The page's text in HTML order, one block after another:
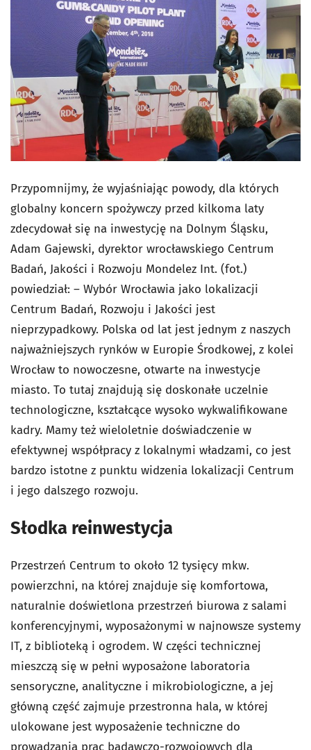
Przypomnijmy, że wyjaśniając powody, dla których
globalny koncern spożywczy przed kilkoma laty
zdecydował się na inwestycję na Dolnym Śląsku,
Adam Gajewski, dyrektor wrocławskiego Centrum
Badań, Jakości i Rozwoju Mondelez Int. (fot.)
powiedział: – Wybór Wrocławia jako lokalizacji
Centrum Badań, Rozwoju i Jakości jest
nieprzypadkowy. Polska od lat jest jednym z naszych
najważniejszych rynków w Europie Środkowej, z kolei
Wrocław to nowoczesne, otwarte na inwestycje
miasto. To tutaj znajdują się doskonałe uczelnie
technologiczne, kształcące wysoko wykwalifikowane
kadry. Mamy też wieloletnie doświadczenie w
efektywnej współpracy z lokalnymi władzami, co jest
bardzo istotne z punktu widzenia lokalizacji Centrum
i jego dalszego rozwoju.
Słodka reinwestycja
Przestrzeń Centrum to około 12 tysięcy mkw.
powierzchni, na której znajduje się komfortowa,
naturalnie doświetlona przestrzeń biurowa z salami
konferencyjnymi, wyposażonymi w najnowsze systemy
IT, z biblioteką i ogrodem. W części technicznej
mieszczą się w pełni wyposażone laboratoria
sensoryczne, analityczne i mikrobiologiczne, a jej
główną część zajmuje przestronna hala, w której
ulokowane jest wyposażenie techniczne do
prowadzania prac badawczo-rozwojowych dla